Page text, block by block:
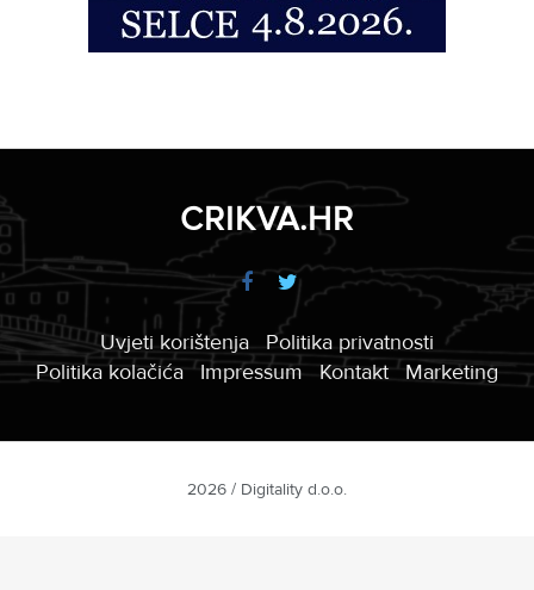
CRIKVA.HR
Uvjeti korištenja
Politika privatnosti
Politika kolačića
Impressum Kontakt Marketing
2026 / Digitality d.o.o.